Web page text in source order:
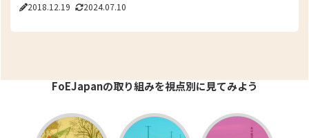
2018.12.19 2024.07.10
FoEJapanの取り組みを視点別に見てみよう